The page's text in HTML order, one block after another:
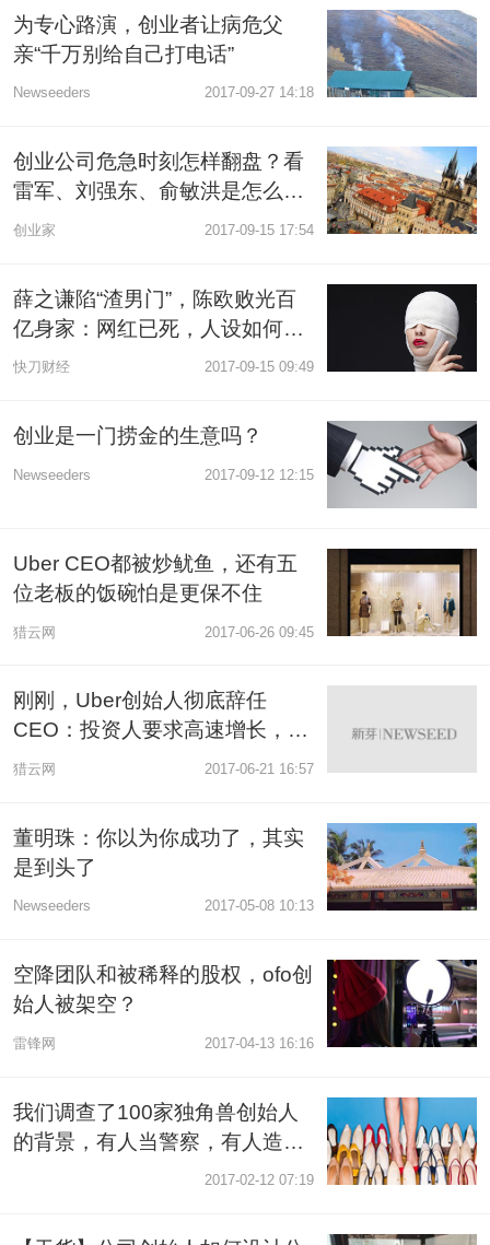
为专心路演，创业者让病危父
亲“千万别给自己打电话”
Newseeders 2017-09-27 14:18
创业公司危急时刻怎样翻盘？看
雷军、刘强东、俞敏洪是怎么救
公司的
创业家 2017-09-15 17:54
薛之谦陷“渣男门”，陈欧败光百
亿身家：网红已死，人设如何成
了双刃剑？
快刀财经 2017-09-15 09:49
创业是一门捞金的生意吗？
Newseeders 2017-09-12 12:15
Uber CEO都被炒鱿鱼，还有五
位老板的饭碗怕是更保不住
猎云网 2017-06-26 09:45
刚刚，Uber创始人彻底辞任
CEO：投资人要求高速增长，公
司就此跌入泥潭
猎云网 2017-06-21 16:57
董明珠：你以为你成功了，其实
是到头了
Newseeders 2017-05-08 10:13
空降团队和被稀释的股权，ofo创
始人被架空？
雷锋网 2017-04-13 16:16
我们调查了100家独角兽创始人
的背景，有人当警察，有人造卫
2017-02-12 07:19